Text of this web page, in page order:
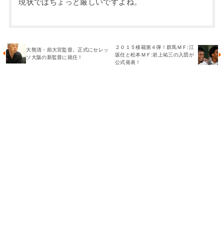
現状ではちょっと厳しいですよね。
大熊清・前大宮監督。正式にセレッ
ソ大阪の新監督に就任！
２０１５移籍第４弾！群馬ＭＦ:江
坂任と松本ＭＦ:岩上祐三の入団が
公式発表！